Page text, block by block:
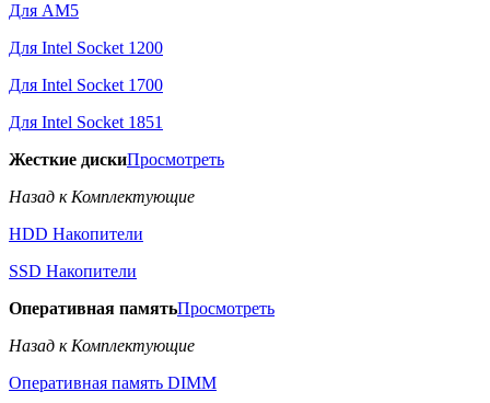
Для AM5
Для Intel Socket 1200
Для Intel Socket 1700
Для Intel Socket 1851
Жесткие дискиПросмотреть
Назад к Комплектующие
HDD Накопители
SSD Накопители
Оперативная памятьПросмотреть
Назад к Комплектующие
Оперативная память DIMM